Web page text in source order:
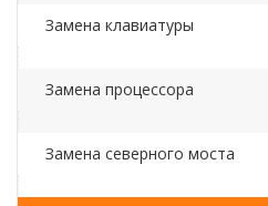
Замена клавиатуры
Замена процессора
Замена северного моста